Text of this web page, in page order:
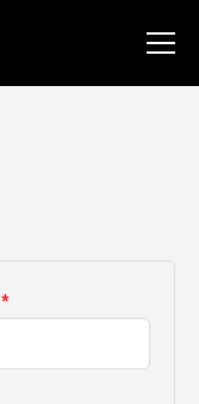
*Erforderlich